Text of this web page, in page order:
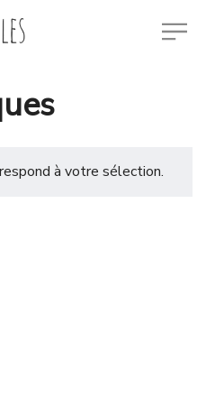
à votre sélection.